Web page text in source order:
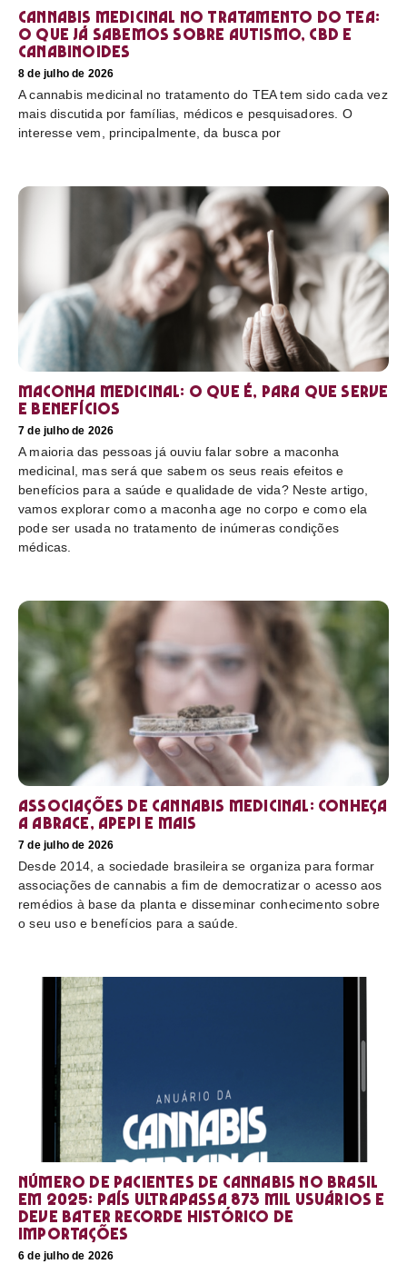
Cannabis medicinal no tratamento do TEA:
o que já sabemos sobre autismo, CBD e
canabinoides
8 de julho de 2026
A cannabis medicinal no tratamento do TEA tem sido cada vez
mais discutida por famílias, médicos e pesquisadores. O
interesse vem, principalmente, da busca por
Maconha medicinal: O que é, para que serve
e benefícios
7 de julho de 2026
A maioria das pessoas já ouviu falar sobre a maconha
medicinal, mas será que sabem os seus reais efeitos e
benefícios para a saúde e qualidade de vida? Neste artigo,
vamos explorar como a maconha age no corpo e como ela
pode ser usada no tratamento de inúmeras condições
médicas.
Associações de cannabis medicinal: conheça
a Abrace, Apepi e mais
7 de julho de 2026
Desde 2014, a sociedade brasileira se organiza para formar
associações de cannabis a fim de democratizar o acesso aos
remédios à base da planta e disseminar conhecimento sobre
o seu uso e benefícios para a saúde.
Número de pacientes de cannabis no Brasil
em 2025: país ultrapassa 873 mil usuários e
deve bater recorde histórico de
importações
6 de julho de 2026